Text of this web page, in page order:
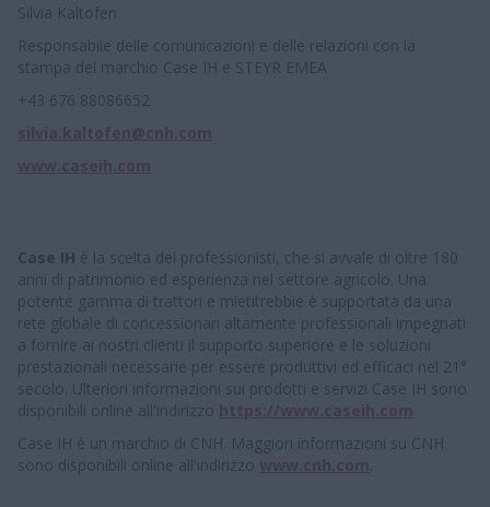
Silvia Kaltofen
Responsabile delle comunicazioni e delle relazioni con la
stampa del marchio Case IH e STEYR EMEA
+43 676 88086652
Case IH è la scelta dei professionisti, che si avvale di oltre 180
anni di patrimonio ed esperienza nel settore agricolo. Una
potente gamma di trattori e mietitrebbie è supportata da una
rete globale di concessionari altamente professionali impegnati
a fornire ai nostri clienti il supporto superiore e le soluzioni
prestazionali necessarie per essere produttivi ed efficaci nel 21°
secolo. Ulteriori informazioni sui prodotti e servizi Case IH sono
disponibili online all'indirizzo
Case IH è un marchio di CNH. Maggiori informazioni su CNH
sono disponibili online all'indirizzo